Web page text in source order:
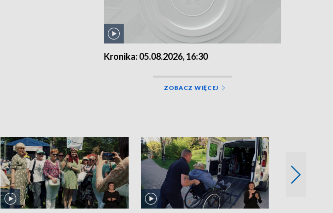
Kronika: 05.08.2026, 16:30
ZOBACZ WIĘCEJ